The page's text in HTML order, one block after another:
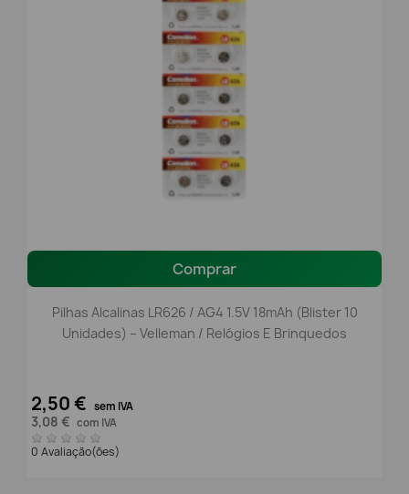
Comprar
Pilhas Alcalinas LR626 / AG4 1.5V 18mAh (Blister 10
Unidades) – Velleman / Relógios E Brinquedos
2,50 € sem IVA
3,08 € com IVA
0 Avaliação(ões)